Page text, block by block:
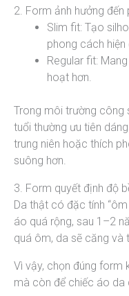
2. Form ảnh hưởng
Slim fit: Tạo
phong cách hiện
Regular fit:
hoạt hơn.
Trong môi trường công
tuổi thường ưu tiên
trung niên hoặc thích
suông hơn.
3. Form quyết định độ
Da thật có đặc tính
áo quá rộng, sau 1–2
quá ôm, da sẽ căng và
Vì vậy, chọn đúng form
mà còn để chiếc áo